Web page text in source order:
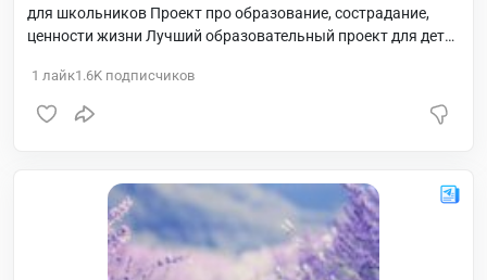
для школьников Проект про образование, сострадание,
ценности жизни Лучший образовательный проект для детей
1 лайк1.6K подписчиков